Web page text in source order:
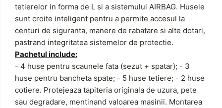
tetierelor in forma de L si a sistemului AIRBAG. Husele
sunt croite inteligent pentru a permite accesul la
centuri de siguranta, manere de rabatare si alte dotari,
pastrand integritatea sistemelor de protectie.
Pachetul include:
- 4 huse pentru scaunele fata (sezut + spatar); - 3
huse pentru bancheta spate; - 5 huse tetiere; - 2 huse
cotiere. Protejeaza tapiteria originala de uzura, pete
sau degradare, mentinand valoarea masinii. Montarea